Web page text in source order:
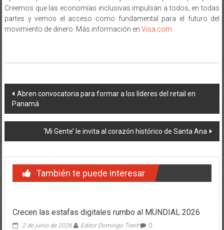
Creemos que las economías inclusivas impulsan a todos, en todas
partes y vemos el acceso como fundamental para el futuro del
movimiento de dinero. Más información en Visa.com
Navegación
de
entradas
Abren convocatoria para formar a los líderes del retail en
Panamá
‘Mi Gente’ le invita al corazón histórico de Santa Ana
También te puede interesar
Crecen las estafas digitales rumbo al MUNDIAL 2026
2 de junio de 2026 Editor Domingo Trent 0